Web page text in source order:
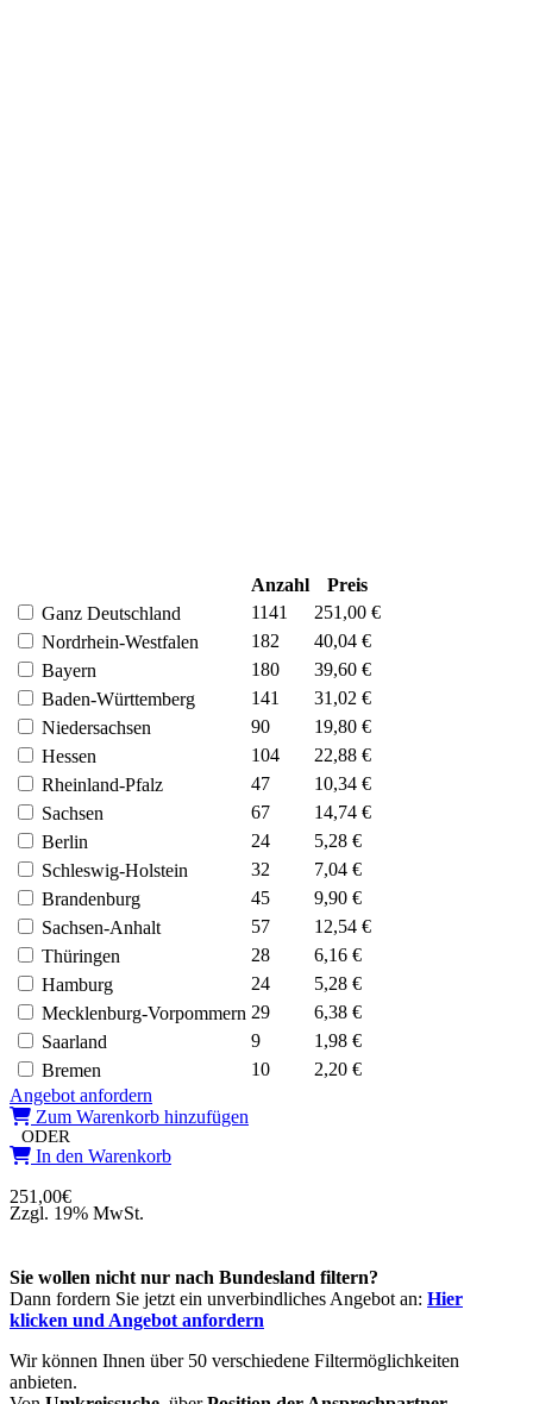
Anzahl
Preis
Ganz Deutschland
1141
251,00 €
Nordrhein-Westfalen
182
40,04 €
Bayern
180
39,60 €
Baden-Württemberg
141
31,02 €
Niedersachsen
90
19,80 €
Hessen
104
22,88 €
Rheinland-Pfalz
47
10,34 €
Sachsen
67
14,74 €
Berlin
24
5,28 €
Schleswig-Holstein
32
7,04 €
Brandenburg
45
9,90 €
Sachsen-Anhalt
57
12,54 €
Thüringen
28
6,16 €
Hamburg
24
5,28 €
Mecklenburg-Vorpommern 29
6,38 €
Saarland
9
1,98 €
Bremen
10
2,20 €
Angebot anfordern
Zum Warenkorb hinzufügen
ODER
In den Warenkorb
251,00€
Zzgl. 19% MwSt.
Sie wollen nicht nur nach Bundesland filtern?
Dann fordern Sie jetzt ein unverbindliches Angebot an: Hier
klicken und Angebot anfordern
Wir können Ihnen über 50 verschiedene Filtermöglichkeiten
anbieten.